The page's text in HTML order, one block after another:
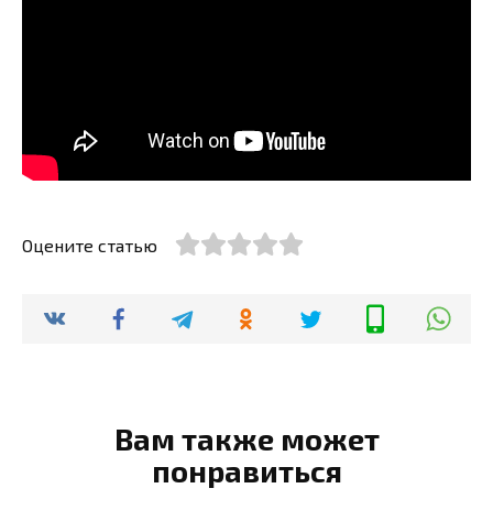
Оцените статью
Вам также может
понравиться